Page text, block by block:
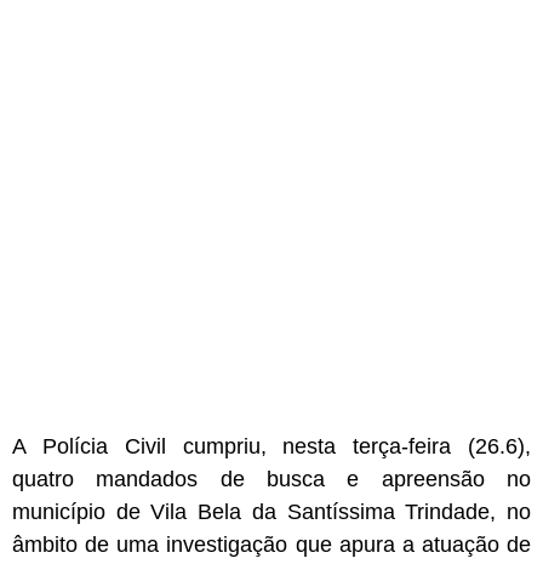
A Polícia Civil cumpriu, nesta terça-feira (26.6),
quatro mandados de busca e apreensão no
município de Vila Bela da Santíssima Trindade, no
âmbito de uma investigação que apura a atuação de